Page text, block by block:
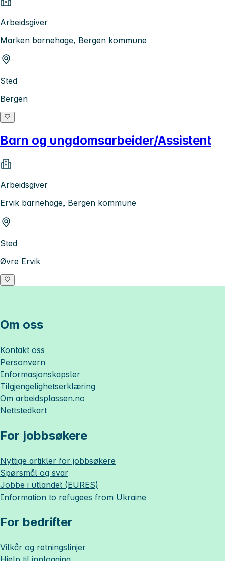
Arbeidsgiver
Marken barnehage, Bergen kommune
Sted
Bergen
Barn og ungdomsarbeider/Assistent
Arbeidsgiver
Ervik barnehage, Bergen kommune
Sted
Øvre Ervik
Om oss
Kontakt oss
Personvern
Informasjonskapsler
Tilgjengelighetserklæring
Om arbeidsplassen.no
Nettstedkart
For jobbsøkere
Nyttige artikler for jobbsøkere
Spørsmål og svar
Jobbe i utlandet (EURES)
Information to refugees from Ukraine
For bedrifter
Vilkår og retningslinjer